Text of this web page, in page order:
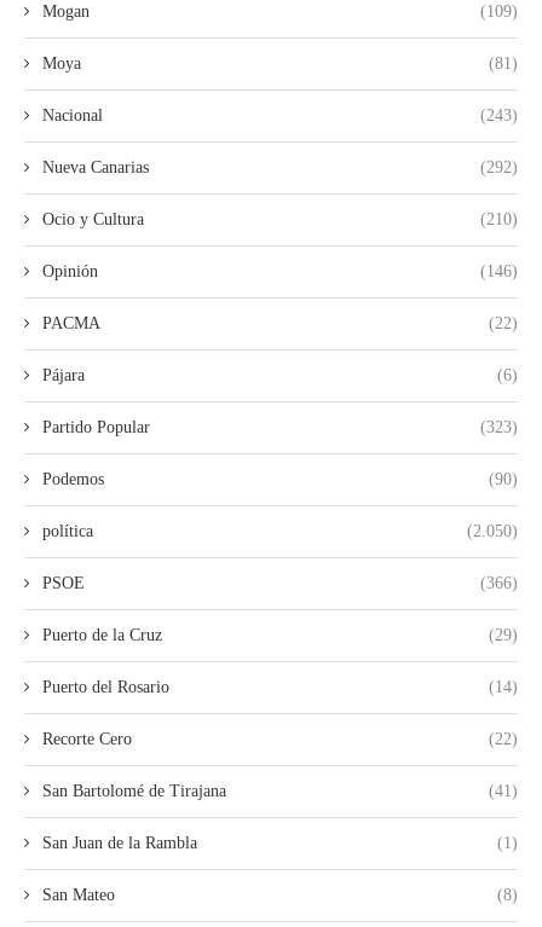
Mogan (109)
Moya (81)
Nacional (243)
Nueva Canarias (292)
Ocio y Cultura (210)
Opinión (146)
PACMA (22)
Pájara (6)
Partido Popular (323)
Podemos (90)
política (2.050)
PSOE (366)
Puerto de la Cruz (29)
Puerto del Rosario (14)
Recorte Cero (22)
San Bartolomé de Tirajana (41)
San Juan de la Rambla (1)
San Mateo (8)